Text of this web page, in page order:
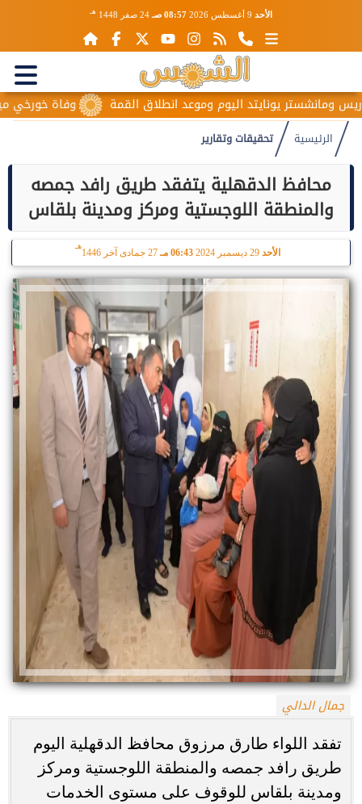
الأحد 08:57 صـ 24 صفر 1448 هـ
وفاة خورخي ميسي والد يونايتد اليوم وموعد انطلاق القمة
الرئيسية تحقيقات وتقارير
محافظ الدقهلية يتفقد طريق رافد جمصه
والمنطقة اللوجستية ومركز ومدينة بلقاس
الأحد 06:43 مـ 27 جمادى آخر 1446
هـ
جمال الدالي
تفقد اللواء طارق مرزوق محافظ الدقهلية اليوم
طريق رافد جمصه والمنطقة اللوجستية ومركز
ومدينة بلقاس للوقوف على مستوى الخدمات